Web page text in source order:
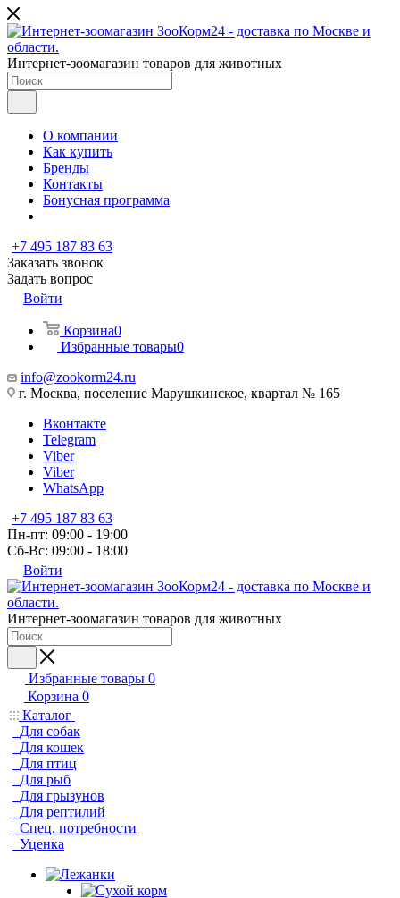
Интернет-зоомагазин товаров для животных
О компании
Как купить
Бренды
Контакты
Бонусная программа
+7 495 187 83 63
Заказать звонок
Задать вопрос
Войти
Корзина0
Избранные товары0
info@zookorm24.ru
г. Москва, поселение Марушкинское, квартал № 165
Вконтакте
Telegram
Viber
Viber
WhatsApp
+7 495 187 83 63
Пн-пт: 09:00 - 19:00
Сб-Вс: 09:00 - 18:00
Войти
Интернет-зоомагазин товаров для животных
Избранные товары 0
Корзина 0
Каталог
Для собак
Для кошек
Для птиц
Для рыб
Для грызунов
Для рептилий
Спец. потребности
Уценка